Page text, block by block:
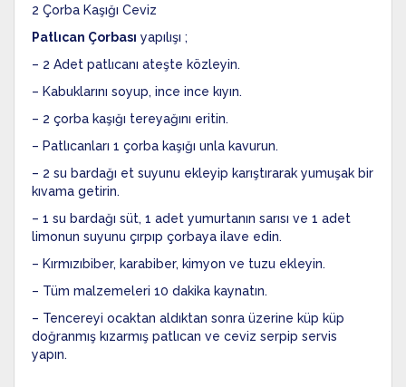
2 Çorba Kaşığı Ceviz
Patlıcan Çorbası yapılışı ;
– 2 Adet patlıcanı ateşte közleyin.
– Kabuklarını soyup, ince ince kıyın.
– 2 çorba kaşığı tereyağını eritin.
– Patlıcanları 1 çorba kaşığı unla kavurun.
– 2 su bardağı et suyunu ekleyip karıştırarak yumuşak bir
kıvama getirin.
– 1 su bardağı süt, 1 adet yumurtanın sarısı ve 1 adet
limonun suyunu çırpıp çorbaya ilave edin.
– Kırmızıbiber, karabiber, kimyon ve tuzu ekleyin.
– Tüm malzemeleri 10 dakika kaynatın.
– Tencereyi ocaktan aldıktan sonra üzerine küp küp
doğranmış kızarmış patlıcan ve ceviz serpip servis
yapın.